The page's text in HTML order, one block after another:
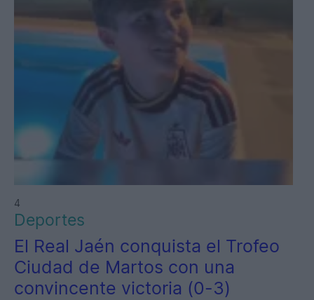
4
Deportes
El Real Jaén conquista el Trofeo
Ciudad de Martos con una
convincente victoria (0-3)